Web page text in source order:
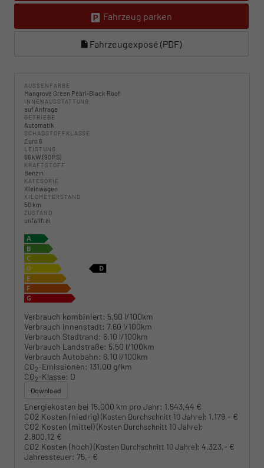
Fahrzeug parken
Fahrzeugexposé (PDF)
AUSSENFARBE
Mangrove Green Pearl-Black Roof
INNENAUSSTATTUNG
auf Anfrage
GETRIEBE
Automatik
SCHADSTOFFKLASSE
Euro 6
LEISTUNG
66 kW (90 PS)
KRAFTSTOFF
Benzin
KATEGORIE
Kleinwagen
KILOMETERSTAND
50 km
ZUSTAND
unfallfrei
Verbrauch kombiniert: 5,90 l/100km
Verbrauch Innenstadt: 7,60 l/100km
Verbrauch Stadtrand: 6,10 l/100km
Verbrauch Landstraße: 5,50 l/100km
Verbrauch Autobahn: 6,10 l/100km
CO2-Emissionen: 131,00 g/km
CO2-Klasse: D
Download
Energiekosten bei 15.000 km pro Jahr: 1.543,44 €
CO2 Kosten (niedrig)(Kosten Durchschnitt 10 Jahre): 1.179,- €
CO2 Kosten (mittel)(Kosten Durchschnitt 10 Jahre):
2.800,12 €
CO2 Kosten (hoch)(Kosten Durchschnitt 10 Jahre): 4.323,- €
Jahressteuer: 75,- €